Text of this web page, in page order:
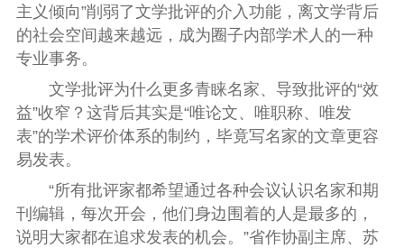
主义倾向”削弱了文学批评的介入功能，离文学背后
的社会空间越来越远，成为圈子内部学术人的一种
专业事务。
文学批评为什么更多青睐名家、导致批评的“效
益”收窄？这背后其实是“唯论文、唯职称、唯发
表”的学术评价体系的制约，毕竟写名家的文章更容
易发表。
“所有批评家都希望通过各种会议认识名家和期
刊编辑，每次开会，他们身边围着的人是最多的，
说明大家都在追求发表的机会。”省作协副主席、苏